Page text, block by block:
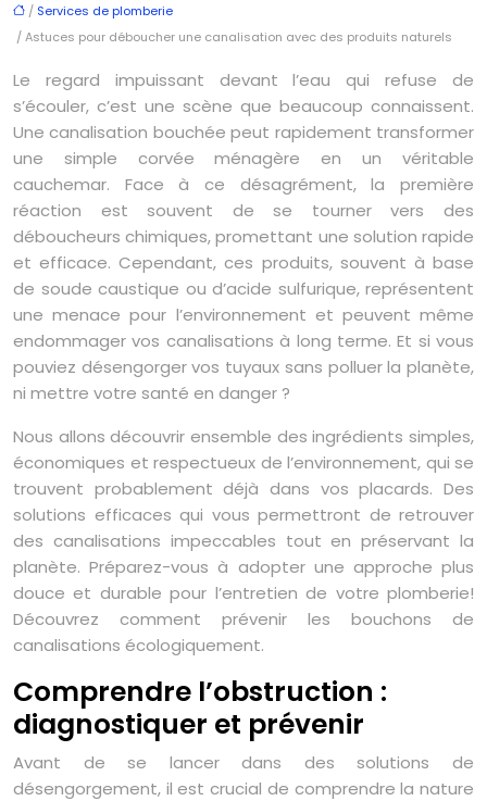
/ Services de plomberie
/ Astuces pour déboucher une canalisation avec des produits naturels
Le regard impuissant devant l’eau qui refuse de
s’écouler, c’est une scène que beaucoup connaissent.
Une canalisation bouchée peut rapidement transformer
une simple corvée ménagère en un véritable
cauchemar. Face à ce désagrément, la première
réaction est souvent de se tourner vers des
déboucheurs chimiques, promettant une solution rapide
et efficace. Cependant, ces produits, souvent à base
de soude caustique ou d’acide sulfurique, représentent
une menace pour l’environnement et peuvent même
endommager vos canalisations à long terme. Et si vous
pouviez désengorger vos tuyaux sans polluer la planète,
ni mettre votre santé en danger ?
Nous allons découvrir ensemble des ingrédients simples,
économiques et respectueux de l’environnement, qui se
trouvent probablement déjà dans vos placards. Des
solutions efficaces qui vous permettront de retrouver
des canalisations impeccables tout en préservant la
planète. Préparez-vous à adopter une approche plus
douce et durable pour l’entretien de votre plomberie!
Découvrez comment prévenir les bouchons de
canalisations écologiquement.
Comprendre l’obstruction :
diagnostiquer et prévenir
Avant de se lancer dans des solutions de
désengorgement, il est crucial de comprendre la nature